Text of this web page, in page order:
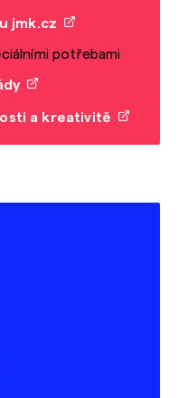
jmk.cz
potřebami
a kreativitě